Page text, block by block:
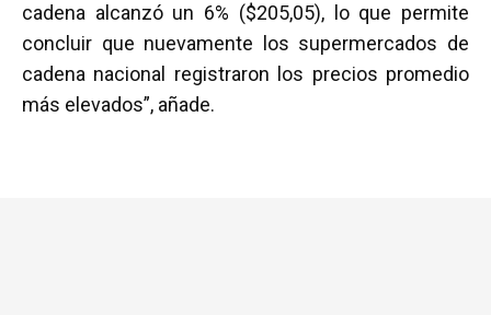
cadena alcanzó un 6% ($205,05), lo que permite
concluir que nuevamente los supermercados de
cadena nacional registraron los precios promedio
más elevados”, añade.